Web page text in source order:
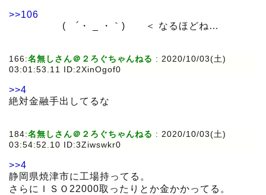
>>106
( ´・ _ ・｀) ＜ なるほどね…
166:名無しさん＠２ろぐちゃんねる : 2020/10/03(土)
03:01:53.11 ID:2XinOgof0
>>4
絶対金融手出してるな
184:名無しさん＠２ろぐちゃんねる : 2020/10/03(土)
03:54:52.10 ID:3Ziwswkr0
>>4
静岡県焼津市に工場持ってる。
さらにＩＳＯ22000取ったりとか金かかってる。